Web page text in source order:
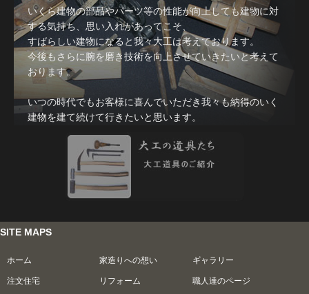
いくら建物の部品やパーツ等の性能が向上しても建物に対
する気持ち、思い入れがあってこそ、
すばらしい建物になると我々大工は考えております。
今後もさらに腕を磨き技術を向上させていきたいと考えて
おります。
いつの時代でもお客様に喜んでいただき我々も納得のいく
建物を建て続けて行きたいと思います。
SITE MAPS
ホーム 家造りへの想い ギャラリー
注文住宅 リフォーム 職人達のページ